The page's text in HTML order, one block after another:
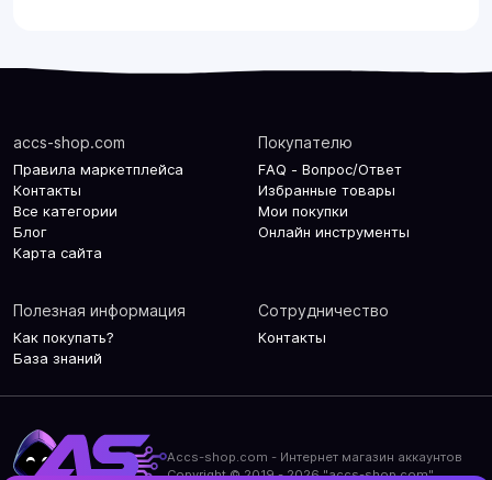
accs-shop.com
Правила маркетплейса
Контакты
Все категории
Блог
Карта сайта
Покупателю
FAQ - Вопрос/Ответ
Избранные товары
Мои покупки
Онлайн инструменты
Полезная информация
Как покупать?
База знаний
Сотрудничество
Контакты
Accs-shop.com - Интернет магазин аккаунтов
Copyright © 2019 - 2026 "accs-shop.com"